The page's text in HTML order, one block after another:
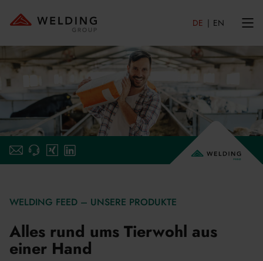
DE EN
E-Mail-schreiben
xing linkedin
WELDING FEED – UNSERE PRODUKTE
Alles rund ums Tierwohl aus
einer Hand